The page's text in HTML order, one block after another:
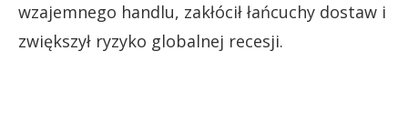
wzajemnego handlu, zakłócił łańcuchy dostaw i
zwiększył ryzyko globalnej recesji.